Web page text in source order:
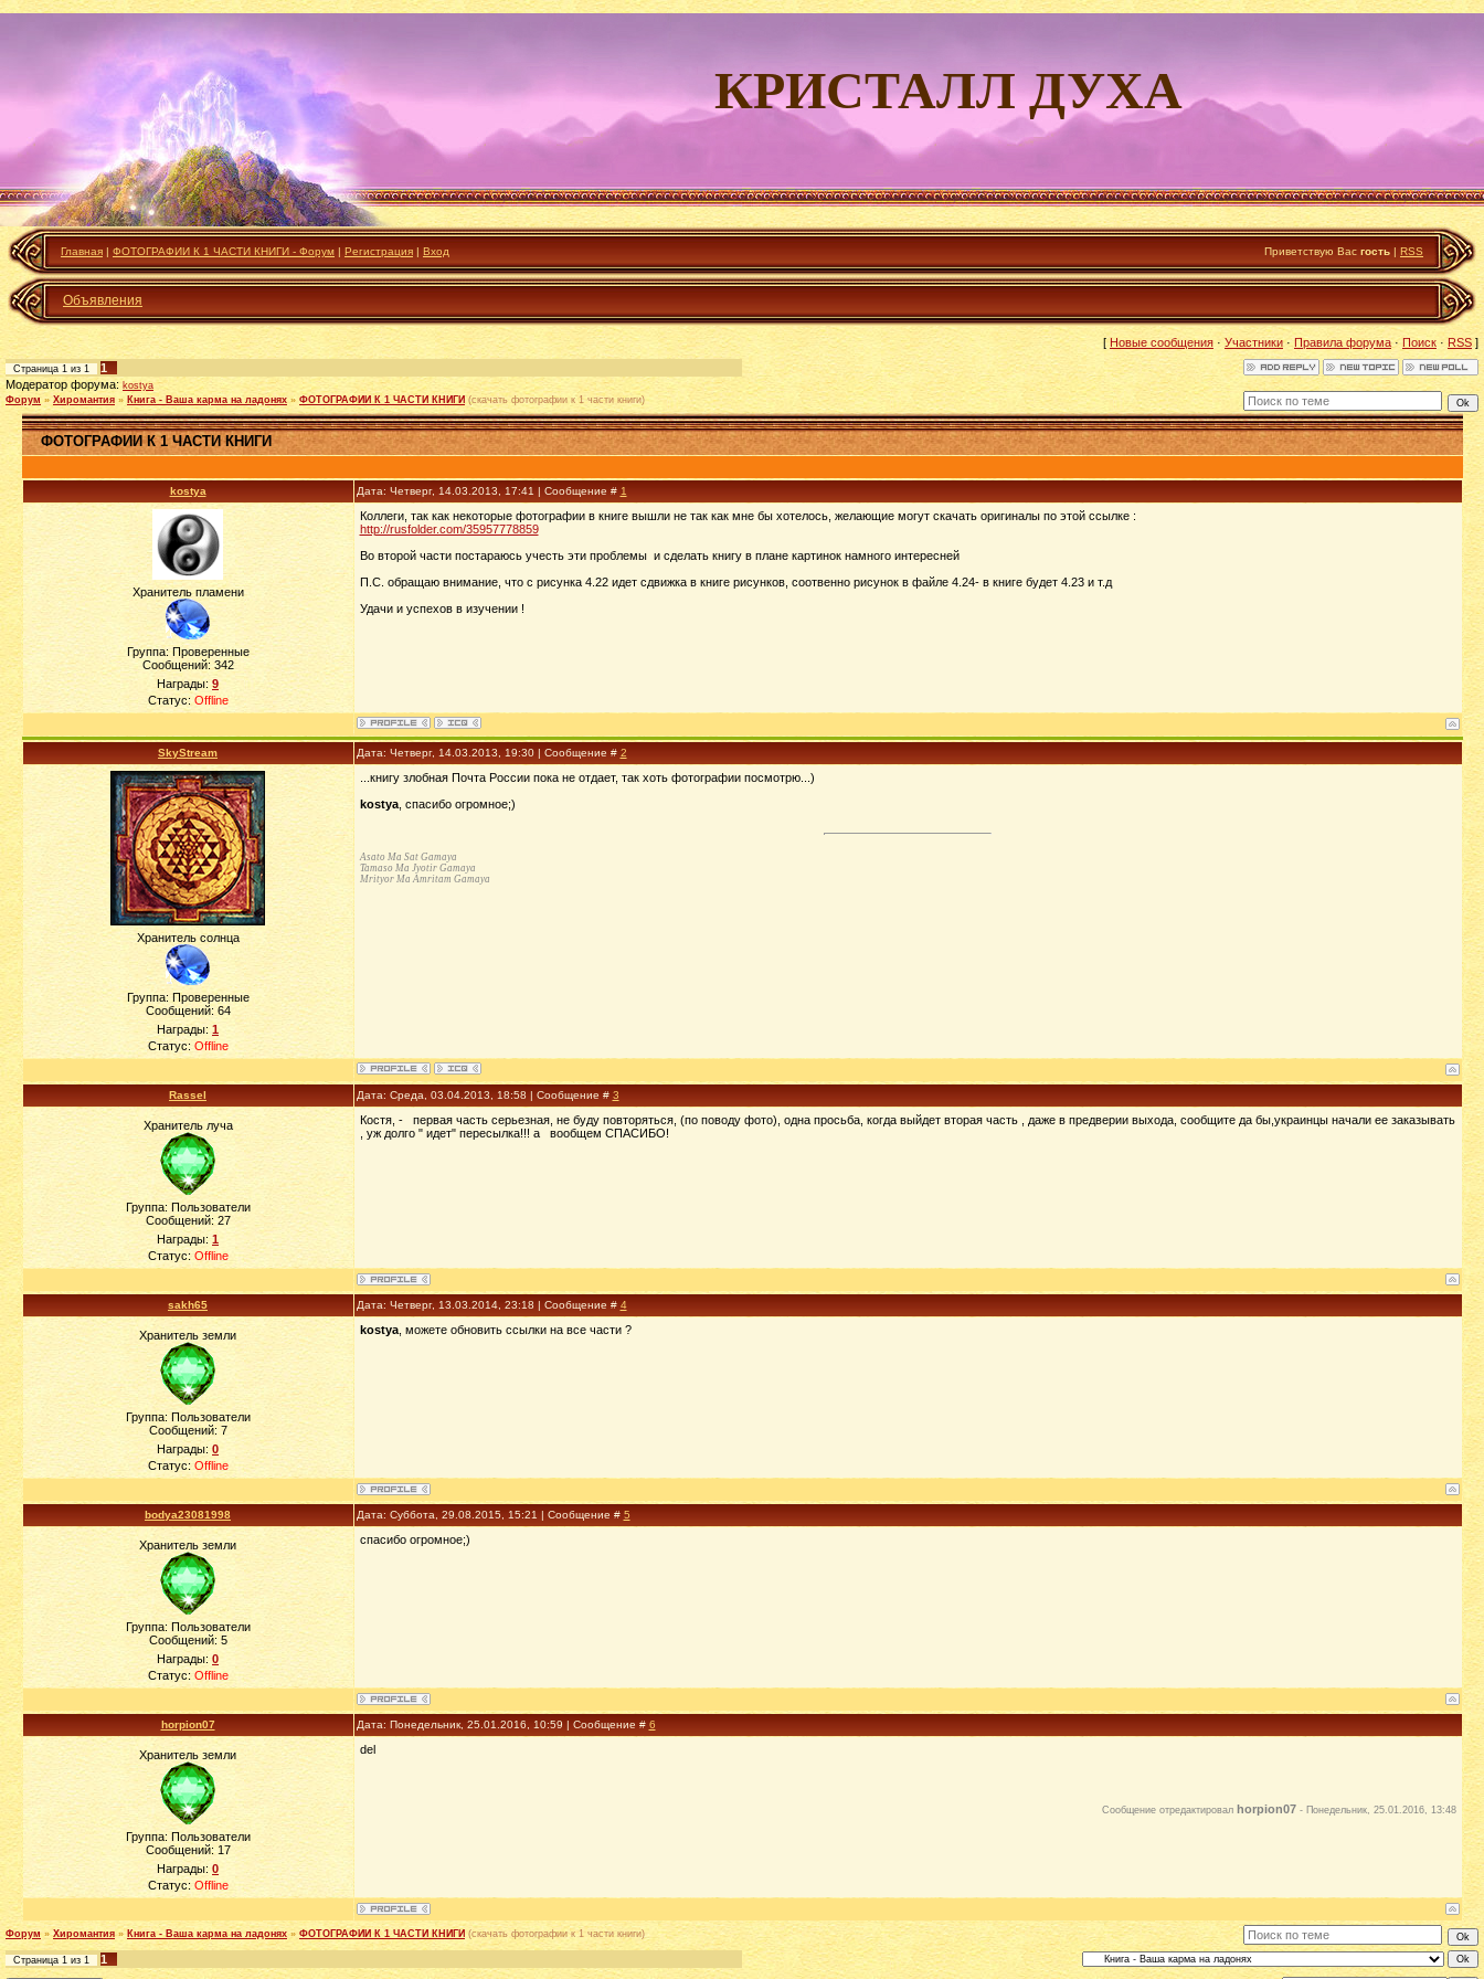
КРИСТАЛЛ ДУХА
Главная | ФОТОГРАФИИ К 1 ЧАСТИ КНИГИ - Форум | Регистрация | Вход Приветствую Вас гость | RSS
Объявления
[Новые сообщения · Участники·Правила форума·Поиск · RSS ]
Страница 1 из 1
1
Модератор форума:kostya
Форум » Хиромантия » Книга - Ваша карма на ладонях » ФОТОГРАФИИ К 1 ЧАСТИ КНИГИ (скачать фотографии к 1 части книги)
ФОТОГРАФИИ К 1 ЧАСТИ КНИГИ
kostya Дата: Четверг, 14.03.2013, 17:41 | Сообщение # 1
Хранитель пламени
Группа: Проверенные
Сообщений:342
Награды:9
Статус: Offline
Коллеги, так как некоторые фотографии в книге вышли не так как мне бы хотелось, желающие могут скачать оригиналы по этой ссылке :
http://rusfolder.com/35957778859
Во второй части постараюсь учесть эти проблемы и сделать книгу в плане картинок намного интересней
П.С. обращаю внимание, что с рисунка 4.22 идет сдвижка в книге рисунков, соотвенно рисунок в файле 4.24- в книге будет 4.23 и т.д
Удачи и успехов в изучении !
SkyStream Дата: Четверг, 14.03.2013, 19:30 | Сообщение # 2
Хранитель солнца
Группа: Проверенные
Сообщений: 64
Награды: 1
Статус: Offline
...книгу злобная Почта России пока не отдает, так хоть фотографии посмотрю...)
kostya, спасибо огромное;)
Asato Ma Sat Gamaya
Tamaso Ma Jyotir Gamaya
Mrityor Ma Amritam Gamaya
Rassel Дата: Среда, 03.04.2013, 18:58 | Сообщение # 3
Хранитель луча
Группа: Пользователи
Сообщений:27
Награды: 1
Статус: Offline
Костя, - первая часть серьезная, не буду повторяться, (по поводу фото), одна просьба, когда выйдет вторая часть , даже в предверии выхода, сообщите да бы,украинцы начали ее заказывать
, уж долго " идет" пересылка!!! а вообщем СПАСИБО!
sakh65 Дата: Четверг, 13.03.2014, 23:18 | Сообщение # 4
Хранитель земли
Группа: Пользователи
Сообщений: 7
Награды: 0
Статус: Offline
kostya, можете обновить ссылки на все части ?
bodya23081998 Дата: Суббота, 29.08.2015, 15:21 | Сообщение # 5
Хранитель земли
Группа: Пользователи
Сообщений: 5
Награды: 0
Статус: Offline
спасибо огромное;)
horpion07 Дата: Понедельник, 25.01.2016, 10:59 | Сообщение # 6
Хранитель земли
Группа: Пользователи
Сообщений:17
Награды: 0
Статус: Offline
del
Сообщение отредактировал horpion07- Понедельник, 25.01.2016, 13:48
Форум » Хиромантия » Книга - Ваша карма на ладонях » ФОТОГРАФИИ К 1 ЧАСТИ КНИГИ (скачать фотографии к 1 части книги)
Страница 1 из 1
1